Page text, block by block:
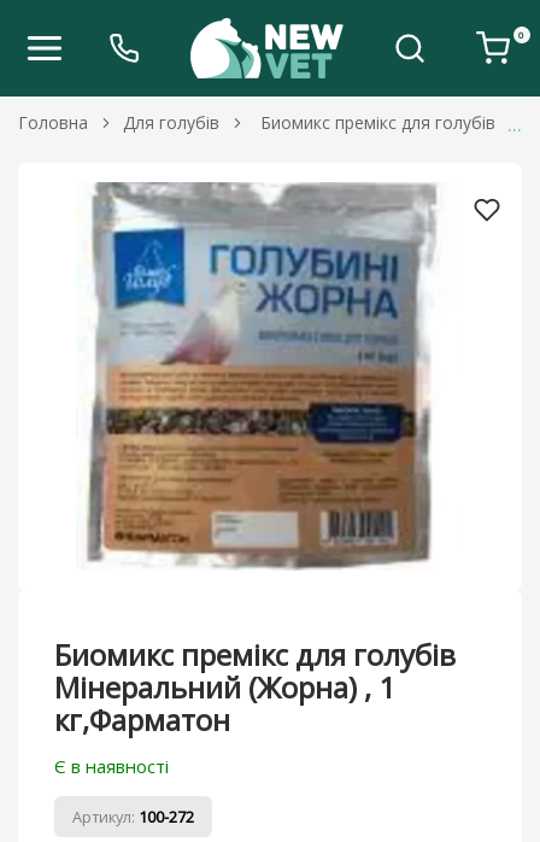
0
Головна Для голубів Биомикс премікс для голубів
Биомикс премікс для голубів
Мінеральний (Жорна) , 1
кг,Фарматон
Є в наявності
Артикул: 100-272